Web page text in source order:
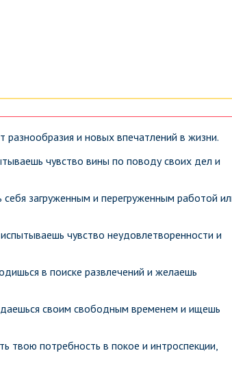
и новых впечатлений в жизни.
чувство вины по поводу своих дел и
загруженным и перегруженным работой
чувство неудовлетворенности и
в поиске развлечений и желаешь
своим свободным временем и ищешь
твою потребность в покое и интроспекции,